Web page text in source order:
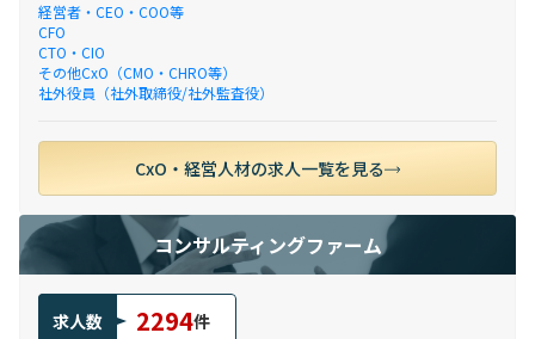
経営者・CEO・COO等
CFO
CTO・CIO
その他CxO（CMO・CHRO等）
社外役員（社外取締役/社外監査役）
CxO・経営人材の求人一覧を見る
コンサルティングファーム
求人数 2294件